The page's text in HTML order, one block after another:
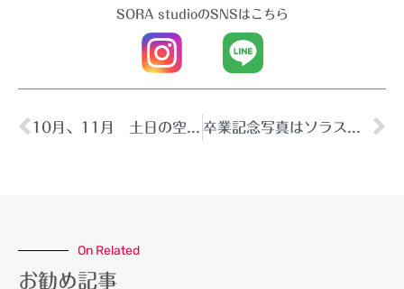
SORA studioのSNSはこちら
On Related
お勧め記事